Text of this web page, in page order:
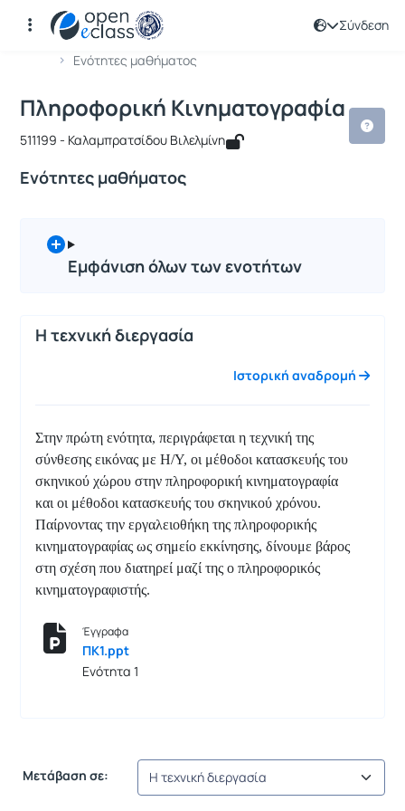
Σύνδεση
Αρχική Σελίδα
Ενότητες μαθήματος
Μάθημα : Πληροφορική
Κωδικός : 511199
Πληροφορική Κινηματογραφία
511199 - Καλαμπρατσίδου Βιλελμίνη
Ενότητες μαθήματος
Εμφάνιση όλων των ενοτήτων
Η τεχνική διεργασία
Ιστορική αναδρομή
Στην πρώτη ενότητα, περιγράφεται η τεχνική της
σύνθεσης εικόνας με Η/Υ, οι μέθοδοι κατασκευής του
σκηνικού χώρου στην πληροφορική κινηματογραφία
και οι μέθοδοι κατασκευής του σκηνικού χρόνου.
Παίρνοντας την εργαλειοθήκη της πληροφορικής
κινηματογραφίας ως σημείο εκκίνησης, δίνουμε βάρος
στη σχέση που διατηρεί μαζί της ο πληροφορικός
κινηματογραφιστής.
Έγγραφα
ΠΚ1.ppt
Ενότητα 1
Μετάβαση σε: